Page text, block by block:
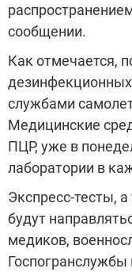
сообщении.
Как отмечается,
службами
Медицинские
ПЦР, уже в
лаборатории в
Экспресс-тесты,
будут
медиков,
Госпогранслужбы